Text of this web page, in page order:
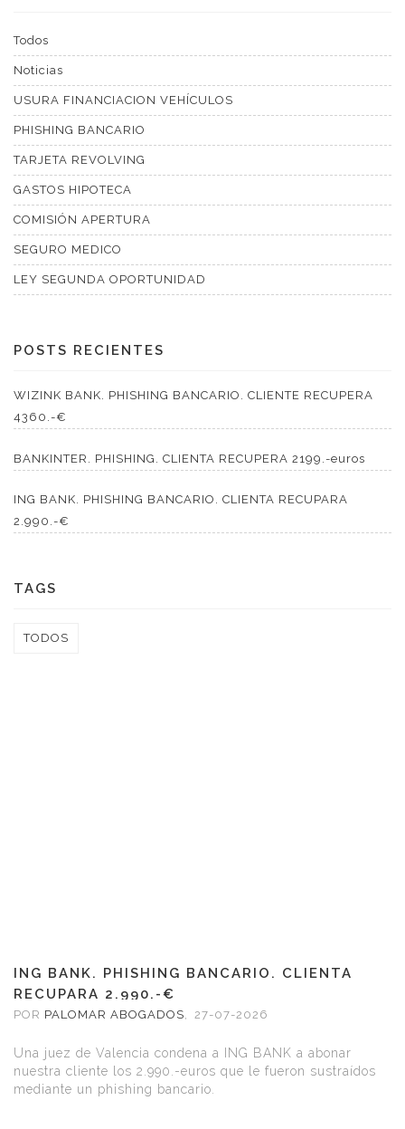
Todos
Noticias
USURA FINANCIACION VEHÍCULOS
PHISHING BANCARIO
TARJETA REVOLVING
GASTOS HIPOTECA
COMISIÓN APERTURA
SEGURO MEDICO
LEY SEGUNDA OPORTUNIDAD
POSTS RECIENTES
WIZINK BANK. PHISHING BANCARIO. CLIENTE RECUPERA
4360.-€
BANKINTER. PHISHING. CLIENTA RECUPERA 2199.-euros
ING BANK. PHISHING BANCARIO. CLIENTA RECUPARA
2.990.-€
TAGS
TODOS
ING BANK. PHISHING BANCARIO. CLIENTA
RECUPARA 2.990.-€
POR PALOMAR ABOGADOS, 27-07-2026
Una juez de Valencia condena a ING BANK a abonar
nuestra cliente los 2.990.-euros que le fueron sustraídos
mediante un phishing bancario.